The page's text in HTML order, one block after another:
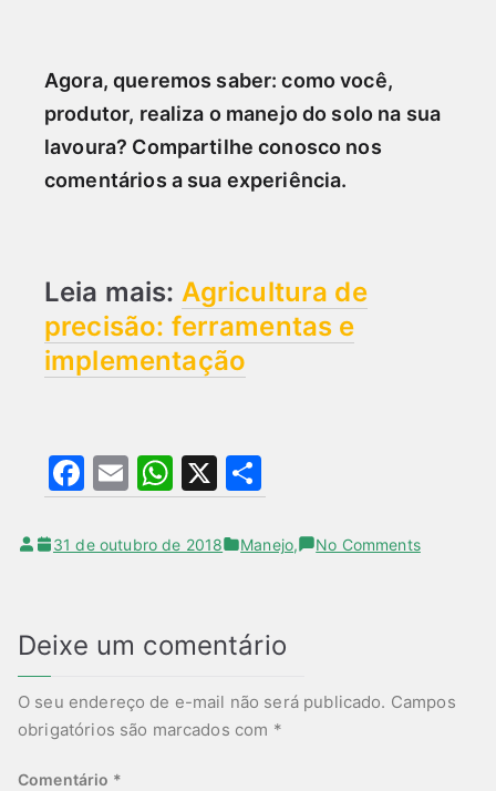
Agora, queremos saber: como você,
produtor, realiza o manejo do solo na sua
lavoura? Compartilhe conosco nos
comentários a sua experiência.
Leia mais: Agricultura de
precisão: ferramentas e
implementação
F
a
c
o
o
k
E
m
ai
W
h
at
p
X
h
ar
31 de outubro de 2018 Manejo, No Commentson
Deixe um comentário
O seu endereço de e-mail não será publicado. Campos
obrigatórios são marcados com *
Comentário *